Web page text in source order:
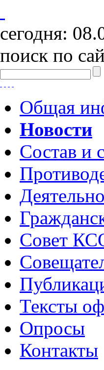
сегодня:
поиск по
Общая
Новости
Состав и
Совет
Тексты
Опросы
Контакты